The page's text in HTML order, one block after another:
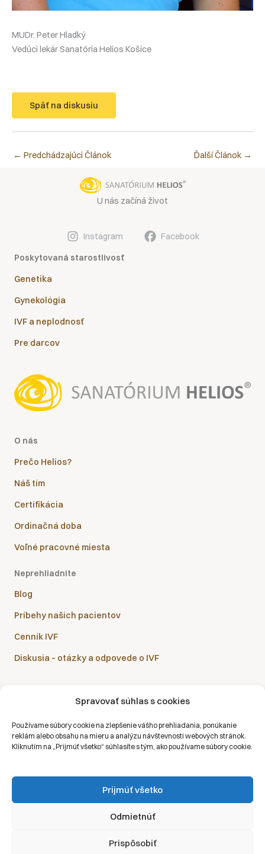
Spravovať súhlas s cookies
Používame súbory cookie na zlepšenie vášho prehliadania, ponúkanie
reklám alebo obsahu na mieru a analýzu návštevnosti webových stránok.
Kliknutím na „Prijmúť všetko“ súhlasíte s tým, ako používame súbory cookie.
Prijmúť všetko
Odmietnúť
Prispôsobiť
MUDr. Peter Hladký
Vedúci lekár Sanatória Helios Košice
Späť na diskusiu
← Predchádzajúci Článok Ďalší Článok →
U nás začíná život
Instagram Facebook
Poskytovaná starostlivosť
Genetika
Gynekológia
IVF a neplodnosť
Pre darcov
O nás
Prečo Helios?
Náš tím
Certifikácia
Ordinačná doba
Voľné pracovné miesta
Neprehliadnite
Blog
Príbehy našich pacientov
Cenník IVF
Diskusia – otázky a odpovede o IVF
Sanatórium Helios je partnerom všetkých zdravotných
poisťovní:
Copyright © 2026 | Všetky práva vyhradené | Sanatórium Helios SK